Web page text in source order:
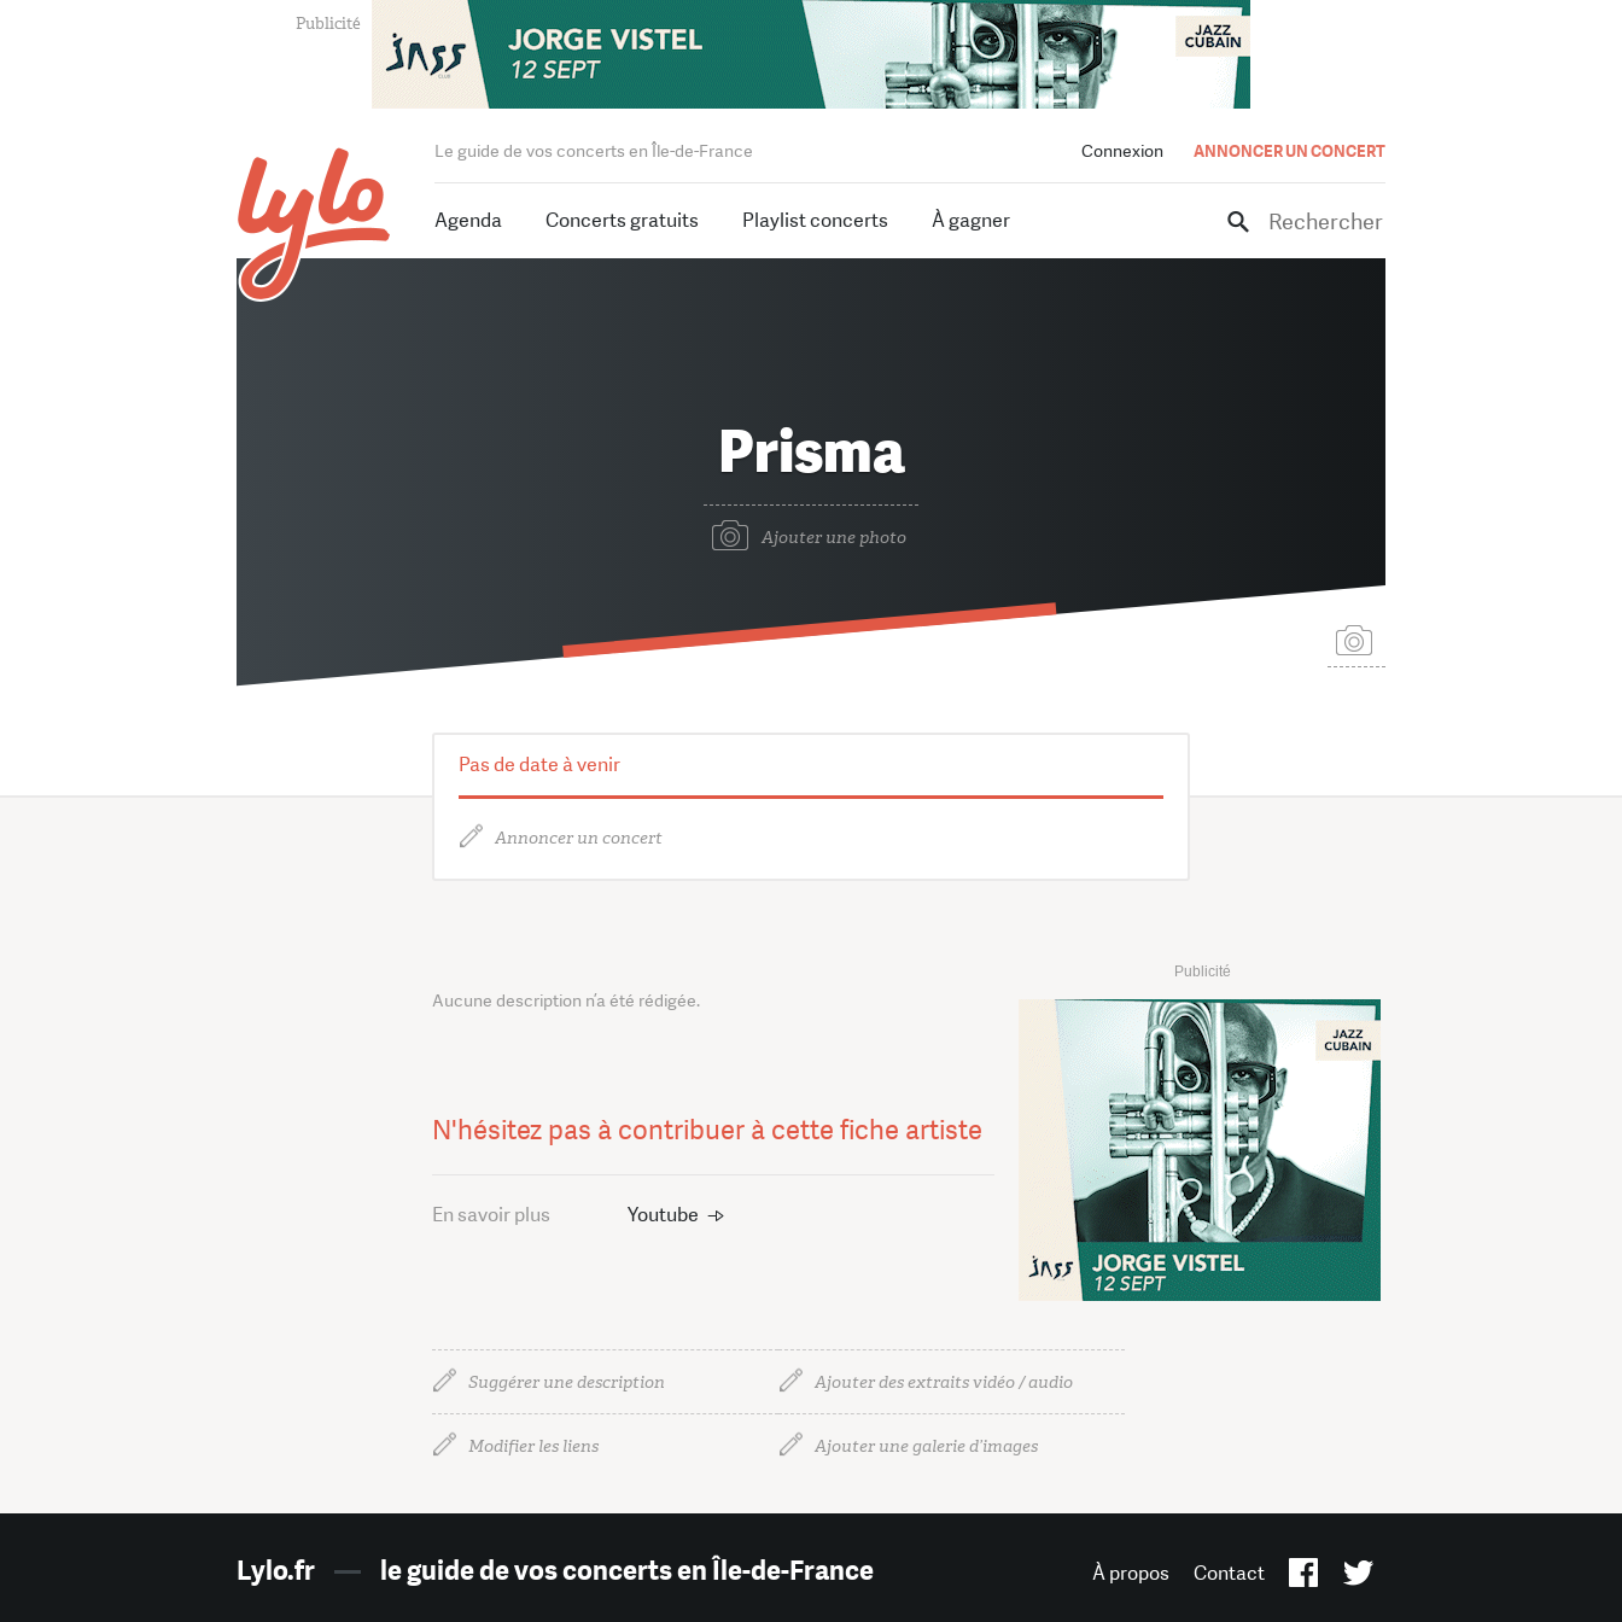
Connexion ANNONCER UN CONCERT
Le guide de vos concerts en Île-de-France
Agenda Concerts gratuits Playlist concerts À gagner Rechercher
Prisma
Ajouter une photo
Pas de date à venir
Annoncer un concert
Publicité
Aucune description n’a été rédigée.
N'hésitez pas à contribuer à cette fiche artiste
En savoir plus Youtube
Suggérer une description Ajouter des extraits vidéo / audio
Modifier les liens Ajouter une galerie d’images
Lylo.fr — le guide de vos concerts en Île-de-France À propos Contact